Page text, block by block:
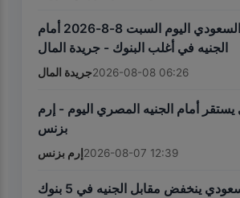
سعر الريال السعودي اليوم السبت 8-8-2026 أمام
الجنيه في أغلب البنوك - جريدة المال
جريدة المال2026-08-08 06:26
يستقر أمام الجنيه المصري اليوم - إرم
بزنس
إرم بزنس 2026-08-07 12:39
سعر الريال السعودي ينخفض مقابل الجنيه في 5 بنوك